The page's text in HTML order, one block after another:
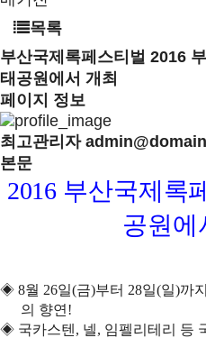
목록
부산국제록페스티벌 2016
태공원에서 개최
페이지 정보
최고관리자
본문
2016 부산국제록
공원에
◈ 8월 26일(금)부터 28일(일)까지
의 향연 !
◈ 국카스텐 , 넬, 임펠리테리 등